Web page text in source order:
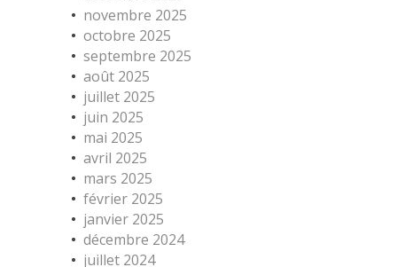
novembre 2025
octobre 2025
septembre 2025
août 2025
juillet 2025
juin 2025
mai 2025
avril 2025
mars 2025
février 2025
janvier 2025
décembre 2024
juillet 2024